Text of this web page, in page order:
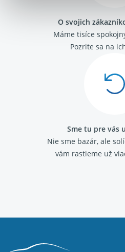
O svojich
Máme tisíce
Pozrite sa na
Sme tu pre vás
Nie sme bazár, ale
vám rastieme už